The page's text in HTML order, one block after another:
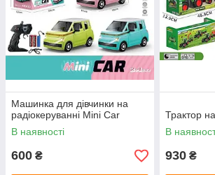
Машинка для дівчинки на
радіокеруванні Mini Car
В наявності
600 ₴
Трактор
В
930 ₴